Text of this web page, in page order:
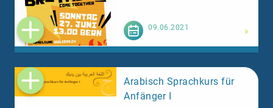
09.06.2021
Arabisch Sprachkurs für
Anfänger I